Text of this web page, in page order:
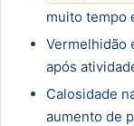
muito tempo
Vermelhidão
após
Calosidade
aumento de